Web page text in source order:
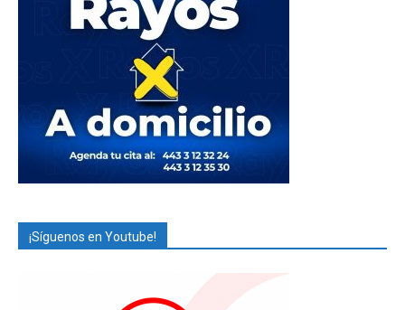
¡Síguenos en Youtube!